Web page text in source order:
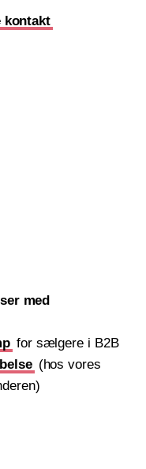
kontakt
med
for sælgere i B2B
(hos vores